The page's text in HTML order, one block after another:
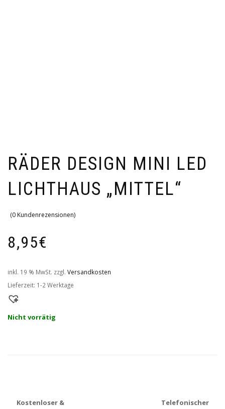
RÄDER DESIGN MINI LED
LICHTHAUS „MITTEL“
(0 Kundenrezensionen)
8,95€
inkl. 19 % MwSt. zzgl. Versandkosten
Lieferzeit: 1-2 Werktage
Nicht vorrätig
Kostenloser &
Telefonischer